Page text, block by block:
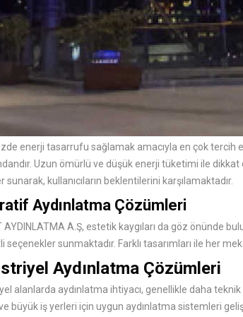
enerji tasarrufu sağlamak amacıyla en çok tercih
Uzun ömürlü ve düşük enerji tüketimi ile
sunarak, kullanıcıların beklentilerini karşılamaktadır.
Aydınlatma Çözümleri
AYDINLATMA A.Ş, estetik kaygıları da göz önünde
seçenekler sunmaktadır. Farklı tasarımları ile her
Aydınlatma Çözümleri
alanlarda aydınlatma ihtiyacı, genellikle daha
büyük iş yerleri için uygun aydınlatma sistemleri